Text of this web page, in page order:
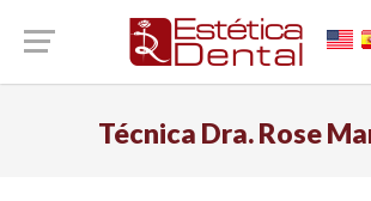
Técnica Dra. Rose